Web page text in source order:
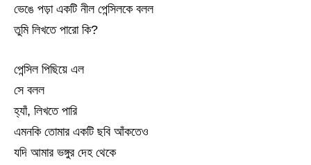
ভেঙে পড়া একটি নীল পেন্সিলকে বলল
তুমি লিখতে পারো কি?
পেন্সিল পিছিয়ে এল
সে বলল
হ্যাঁ, লিখতে পারি
এমনকি তোমার একটি ছবি আঁকতেও
যদি আমার ভঙ্গুর দেহ থেকে